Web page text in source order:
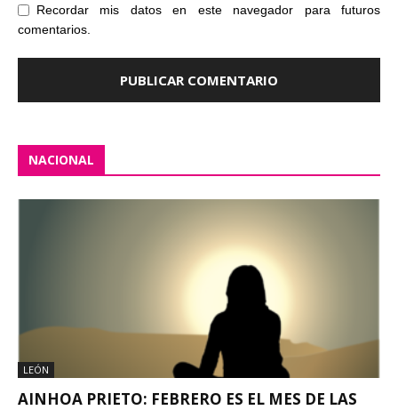
Recordar mis datos en este navegador para futuros
comentarios.
NACIONAL
LEÓN
AINHOA PRIETO: FEBRERO ES EL MES DE LAS